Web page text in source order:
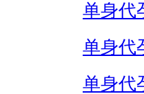
单身代
单身代
单身代